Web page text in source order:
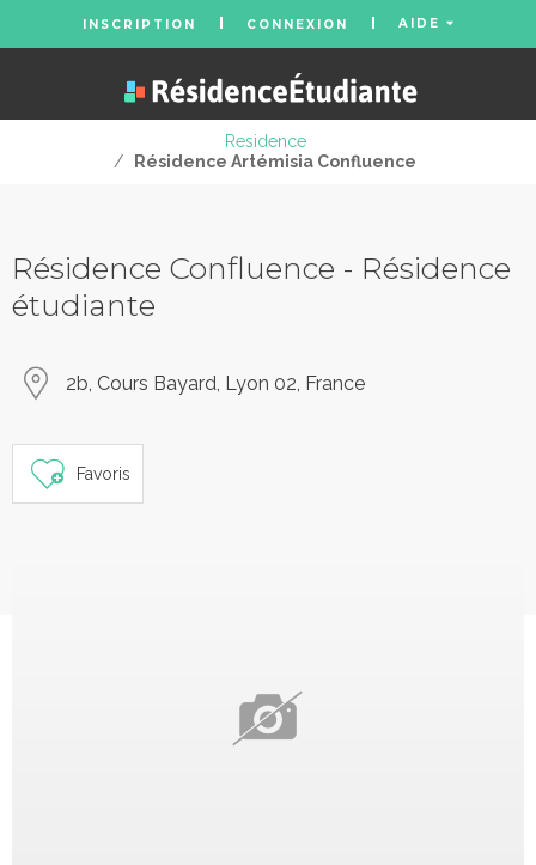
INSCRIPTION CONNEXION AIDE
Residence
/
Résidence Artémisia Confluence
Résidence Confluence - Résidence
étudiante
2b, Cours Bayard, Lyon 02, France
Favoris